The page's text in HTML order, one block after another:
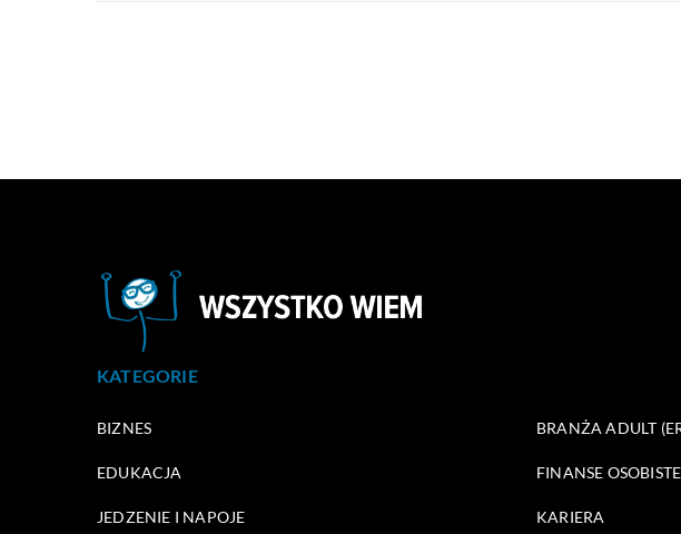
KATEGORIE
BIZNES BRANŻA ADULT
EDUKACJA FINANSE OSOBISTE
JEDZENIE I NAPOJE KARIERA